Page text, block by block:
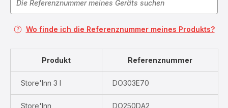
Wo finde ich die Referenznummer meines Produkts?
Produkt Referenznummer
Store'Inn 3 l DO303E70
Store'Inn DO250DA2